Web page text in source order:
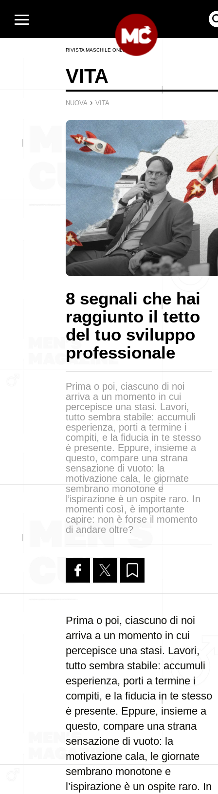
RIVISTA MASCHILE ONLINE
VITA
NUOVA › VITA
8 segnali che hai
raggiunto il tetto
del tuo sviluppo
professionale
Prima o poi, ciascuno di noi
arriva a un momento in cui
percepisce una stasi. Lavori,
tutto sembra stabile: accumuli
esperienza, porti a termine i
compiti, e la fiducia in te stesso
è presente. Eppure, insieme a
questo, compare una strana
sensazione di vuoto: la
motivazione cala, le giornate
sembrano monotone e
l’ispirazione è un ospite raro. In
momenti così, è importante
capire: non è forse il momento
di andare oltre?
Prima o poi, ciascuno di noi
arriva a un momento in cui
percepisce una stasi. Lavori,
tutto sembra stabile: accumuli
esperienza, porti a termine i
compiti, e la fiducia in te stesso
è presente. Eppure, insieme a
questo, compare una strana
sensazione di vuoto: la
motivazione cala, le giornate
sembrano monotone e
l’ispirazione è un ospite raro. In